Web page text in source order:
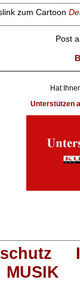
zum Cartoon
Post
Hat
Unterstützen
MUSIK